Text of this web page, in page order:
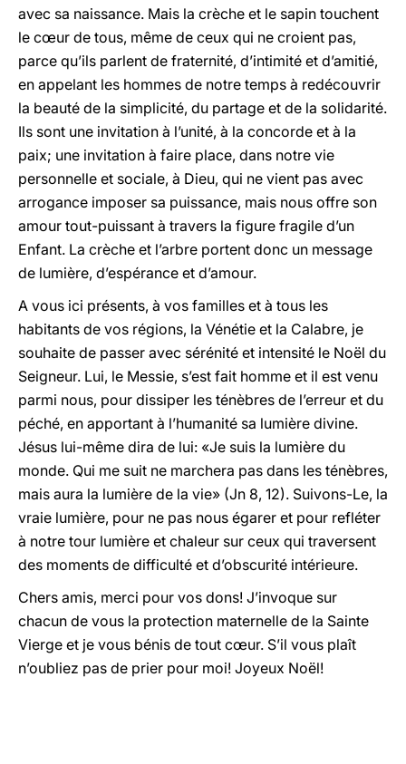
avec sa naissance. Mais la crèche et le sapin touchent
le cœur de tous, même de ceux qui ne croient pas,
parce qu’ils parlent de fraternité, d’intimité et d’amitié,
en appelant les hommes de notre temps à redécouvrir
la beauté de la simplicité, du partage et de la solidarité.
Ils sont une invitation à l’unité, à la concorde et à la
paix; une invitation à faire place, dans notre vie
personnelle et sociale, à Dieu, qui ne vient pas avec
arrogance imposer sa puissance, mais nous offre son
amour tout-puissant à travers la figure fragile d’un
Enfant. La crèche et l’arbre portent donc un message
de lumière, d’espérance et d’amour.
A vous ici présents, à vos familles et à tous les
habitants de vos régions, la Vénétie et la Calabre, je
souhaite de passer avec sérénité et intensité le Noël du
Seigneur. Lui, le Messie, s’est fait homme et il est venu
parmi nous, pour dissiper les ténèbres de l’erreur et du
péché, en apportant à l’humanité sa lumière divine.
Jésus lui-même dira de lui: «Je suis la lumière du
monde. Qui me suit ne marchera pas dans les ténèbres,
mais aura la lumière de la vie» (Jn 8, 12). Suivons-Le, la
vraie lumière, pour ne pas nous égarer et pour refléter
à notre tour lumière et chaleur sur ceux qui traversent
des moments de difficulté et d’obscurité intérieure.
Chers amis, merci pour vos dons! J’invoque sur
chacun de vous la protection maternelle de la Sainte
Vierge et je vous bénis de tout cœur. S’il vous plaît
n’oubliez pas de prier pour moi! Joyeux Noël!